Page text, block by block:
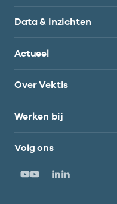
Data & inzichten
Actueel
Over Vektis
Werken bij
Volg ons